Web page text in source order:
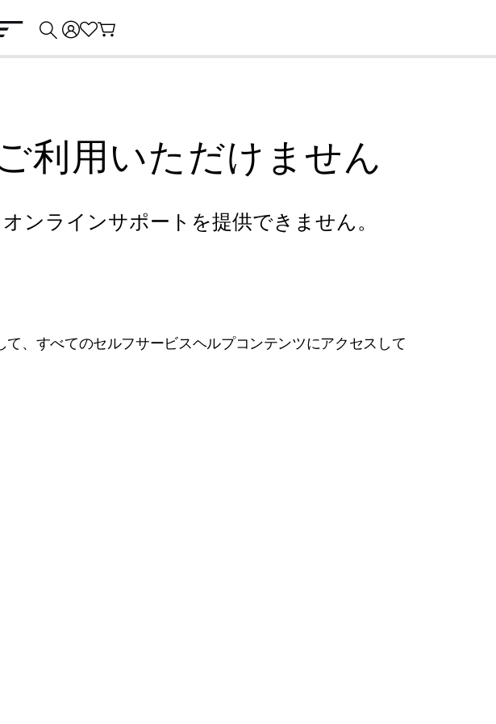
利用いただけません
ンラインサポートを提供できません。
、すべてのセルフサービスヘルプコンテンツにアクセスして